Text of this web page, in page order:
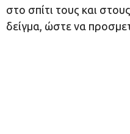
στο σπίτι τους και
δείγμα, ώστε να